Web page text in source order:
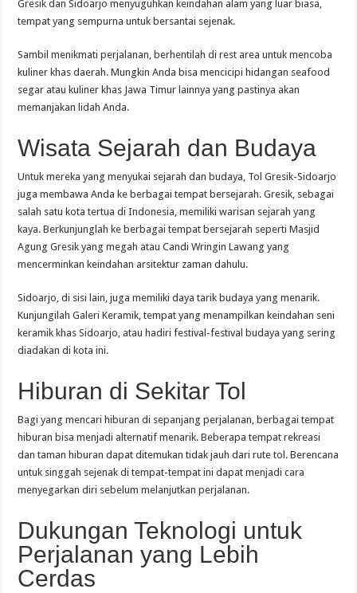
Gresik dan Sidoarjo menyuguhkan keindahan alam yang luar biasa,
tempat yang sempurna untuk bersantai sejenak.
Sambil menikmati perjalanan, berhentilah di rest area untuk mencoba
kuliner khas daerah. Mungkin Anda bisa mencicipi hidangan seafood
segar atau kuliner khas Jawa Timur lainnya yang pastinya akan
memanjakan lidah Anda.
Wisata Sejarah dan Budaya
Untuk mereka yang menyukai sejarah dan budaya, Tol Gresik-Sidoarjo
juga membawa Anda ke berbagai tempat bersejarah. Gresik, sebagai
salah satu kota tertua di Indonesia, memiliki warisan sejarah yang
kaya. Berkunjunglah ke berbagai tempat bersejarah seperti Masjid
Agung Gresik yang megah atau Candi Wringin Lawang yang
mencerminkan keindahan arsitektur zaman dahulu.
Sidoarjo, di sisi lain, juga memiliki daya tarik budaya yang menarik.
Kunjungilah Galeri Keramik, tempat yang menampilkan keindahan seni
keramik khas Sidoarjo, atau hadiri festival-festival budaya yang sering
diadakan di kota ini.
Hiburan di Sekitar Tol
Bagi yang mencari hiburan di sepanjang perjalanan, berbagai tempat
hiburan bisa menjadi alternatif menarik. Beberapa tempat rekreasi
dan taman hiburan dapat ditemukan tidak jauh dari rute tol. Berencana
untuk singgah sejenak di tempat-tempat ini dapat menjadi cara
menyegarkan diri sebelum melanjutkan perjalanan.
Dukungan Teknologi untuk
Perjalanan yang Lebih
Cerdas